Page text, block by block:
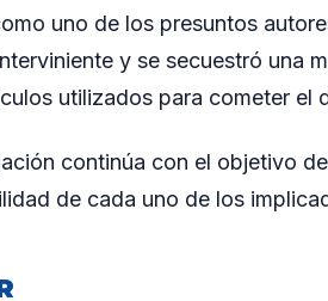
uno de los presuntos
y se secuestró una
utilizados para cometer el
continúa con el objetivo
de cada uno de los